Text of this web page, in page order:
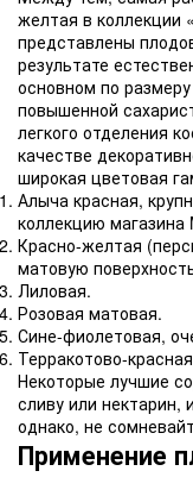
желтая в коллекции
представлены
результате
основном по
повышенной
легкого отделения
качестве
широкая цветовая
Алыча красная,
коллекцию магазина
Красно-желтая
матовую
Лиловая.
Розовая матовая.
Сине-фиолетовая,
Терракотово-
Некоторые лучшие
сливу или нектарин,
однако, не
Применение